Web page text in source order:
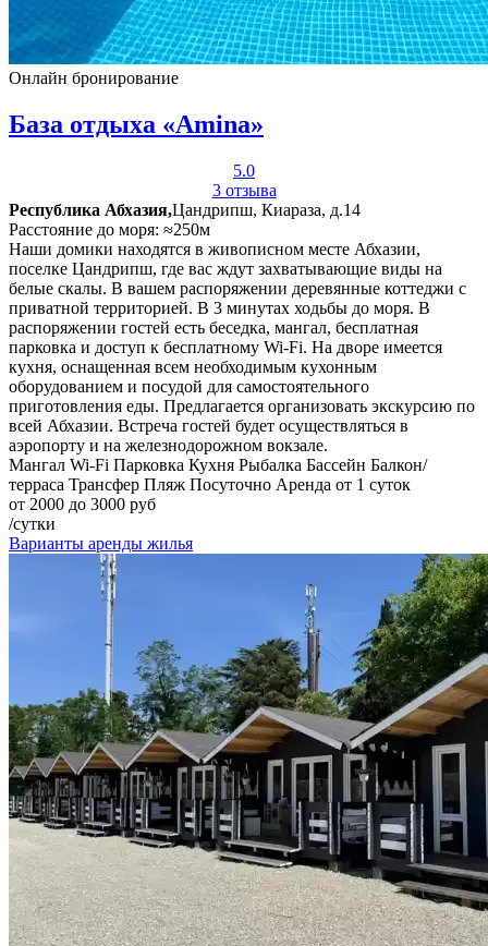
Онлайн бронирование
База отдыха «Amina»
5.0
3 отзыва
Республика Абхазия,Цандрипш, Киараза, д.14
Расстояние до моря: ≈250м
Наши домики находятся в живописном месте Абхазии,
поселке Цандрипш, где вас ждут захватывающие виды на
белые скалы. В вашем распоряжении деревянные коттеджи с
приватной территорией. В 3 минутах ходьбы до моря. В
распоряжении гостей есть беседка, мангал, бесплатная
парковка и доступ к бесплатному Wi-Fi. На дворе имеется
кухня, оснащенная всем необходимым кухонным
оборудованием и посудой для самостоятельного
приготовления еды. Предлагается организовать экскурсию по
всей Абхазии. Встреча гостей будет осуществляться в
аэропорту и на железнодорожном вокзале.
Мангал Wi-Fi Парковка Кухня Рыбалка Бассейн Балкон/
терраса Трансфер Пляж Посуточно Аренда от 1 суток
от 2000 до 3000 руб
/сутки
Варианты аренды жилья